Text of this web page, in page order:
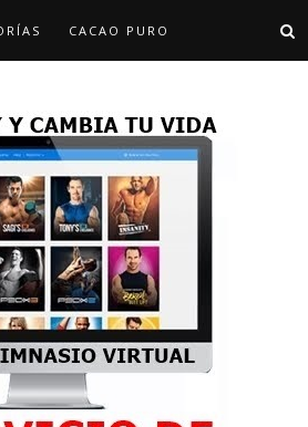
CACAO PURO